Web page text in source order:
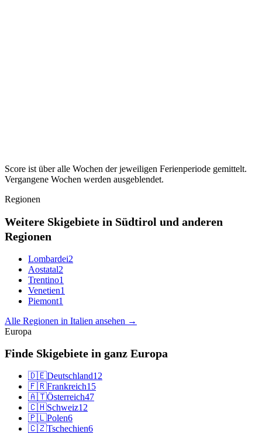
Score ist über alle Wochen der jeweiligen Ferienperiode gemittelt.
Vergangene Wochen werden ausgeblendet.
Regionen
Weitere Skigebiete in Südtirol und anderen
Regionen
Lombardei2
Aostatal2
Trentino1
Venetien1
Piemont1
Alle Regionen in Italien ansehen →
Europa
Finde Skigebiete in ganz Europa
🇩🇪Deutschland12
🇫🇷Frankreich15
🇦🇹Österreich47
🇨🇭Schweiz12
🇵🇱Polen6
🇨🇿Tschechien6